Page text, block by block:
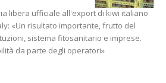
libera ufficiale all'export di kiwi italiano
«Un risultato importante, frutto del
sistema fitosanitario e imprese.
da parte degli operatori»